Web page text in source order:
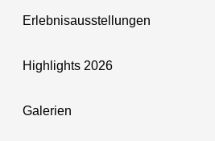
Erlebnisausstellungen
Highlights 2026
Galerien